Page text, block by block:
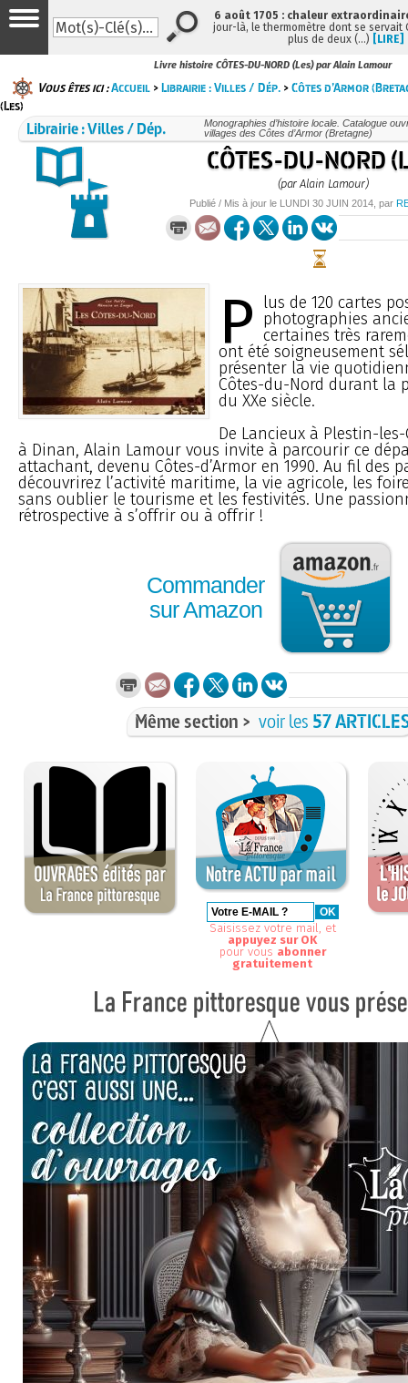
Livre histoire CÔTES-DU-NORD (Les) par Alain Lamour
Vous êtes ici :Accueil >Librairie : Villes / Dép. >Côtes d’Armor
(Les)
Librairie : Villes / Dép.
Monographies d’histoire locale. Catalogue
villages des Côtes d’Armor (Bretagne)
CÔTES-DU-NORD
(par Alain Lamour)
Publié / Mis à jour le LUNDI 30 JUIN 2014 , par
P lus de 120 cartes
photographies
certaines très
ont été soigneusement
présenter la vie
Côtes-du-Nord durant la
du XXe siècle.
De Lancieux à Plestin-les-
à Dinan, Alain Lamour vous invite à parcourir ce
attachant, devenu Côtes-d’Armor en 1990. Au fil des
découvrirez l’activité maritime, la vie agricole, les
sans oublier le tourisme et les festivités. Une
rétrospective à s’offrir ou à offrir !
Commander
sur Amazon
Même section > voir les 57
Saisissez votre mail, et
appuyez sur OK
pour vous abonner
gratuitement
6 août 1705 : chaleur
jour-là, le thermomètre dont se servait
plus de deux (…) [LIRE]